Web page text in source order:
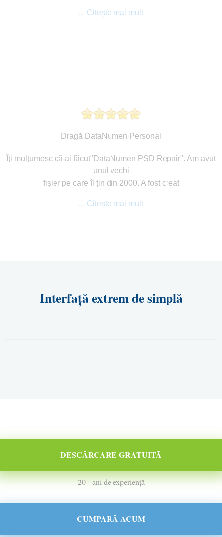
... Citește mai mult
Dragă DataNumen Personal
Îți mulțumesc că ai făcut"DataNumen PSD Repair". Am avut
unul vechi
fișier pe care îl țin din 2000. A fost creat
... Citește mai mult
Interfață extrem de simplă
DESCĂRCARE GRATUITĂ
20+ ani de experiență
CUMPARĂ ACUM